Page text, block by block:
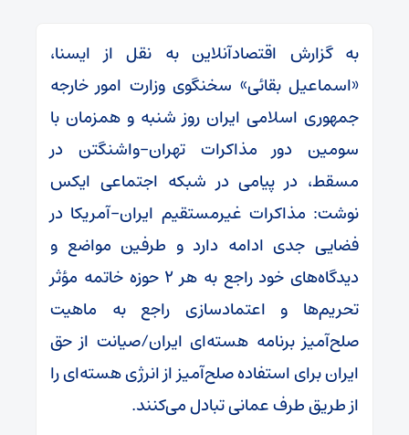
به گزارش اقتصادآنلاین به نقل از ایسنا،
«اسماعیل بقائی» سخنگوی وزارت امور خارجه
جمهوری اسلامی ایران روز شنبه و همزمان با
سومین دور مذاکرات تهران-واشنگتن در
مسقط، در پیامی در شبکه اجتماعی ایکس
نوشت: مذاکرات غیرمستقیم ایران-آمریکا در
فضایی جدی ادامه دارد و طرفین مواضع و
دیدگاه‌های خود راجع به هر ۲ حوزه خاتمه مؤثر
تحریم‌ها و اعتمادسازی راجع به ماهیت
صلح‌آمیز برنامه هسته‌ای ایران/صیانت از حق
ایران برای استفاده صلح‌آمیز از انرژی هسته‌ای را
از طریق طرف عمانی تبادل می‌کنند.